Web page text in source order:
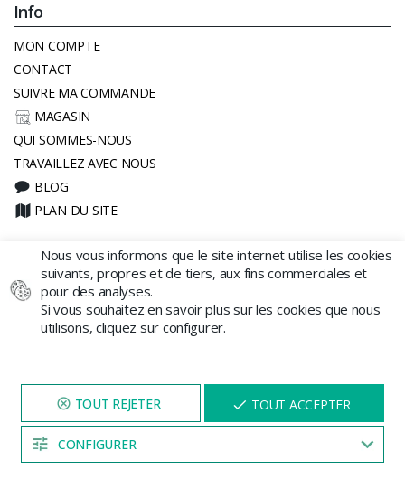
Info
MON COMPTE
CONTACT
SUIVRE MA COMMANDE
MAGASIN
QUI SOMMES-NOUS
TRAVAILLEZ AVEC NOUS
BLOG
PLAN DU SITE
Acheter
COMMENT ACHETER
FRAIS D'EXPÉDITION ET CONDITIONS
CADEAU SÉCURISÉ
MODES DE PAIEMENT
CALENDRIER LUNAIRE CANNABIS
SE RÉTRACTER DU CONTRAT ICI
Autre
Nous vous informons que le site internet utilise les cookies
suivants, propres et de tiers, aux fins commerciales et
pour des analyses.
Si vous souhaitez en savoir plus sur les cookies que nous
utilisons, cliquez sur configurer.
CONFIGURER
TOUT ACCEPTER
NAVIGUEZ SUR NOTRE SITE
PENDANT 5 MINUTES ET UNE
REMISEVOUS SERA PROPOSÉE
04:53